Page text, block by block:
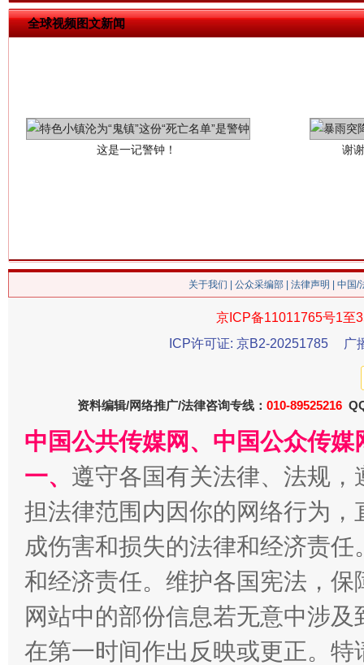
全球视频图文新闻
今
习近平的博鳌关键词
魏明亮
关于我们 公众采编部 法律声明 | 中国
京ICP备11011765号1至
ICP许可证: 京B2-20251785
广
资料编辑/网络推广/法律咨询专线： 010-89525216
中国公共传媒网、中国公众传
一、 遵守各国有关法律、法规
担法律范围内因你的网络行为
成伤害和损失的法律和经济责
和经济责任。维护各国宪法，
网站中的部份信息若无意中涉
在第一时间作出反映或更正。